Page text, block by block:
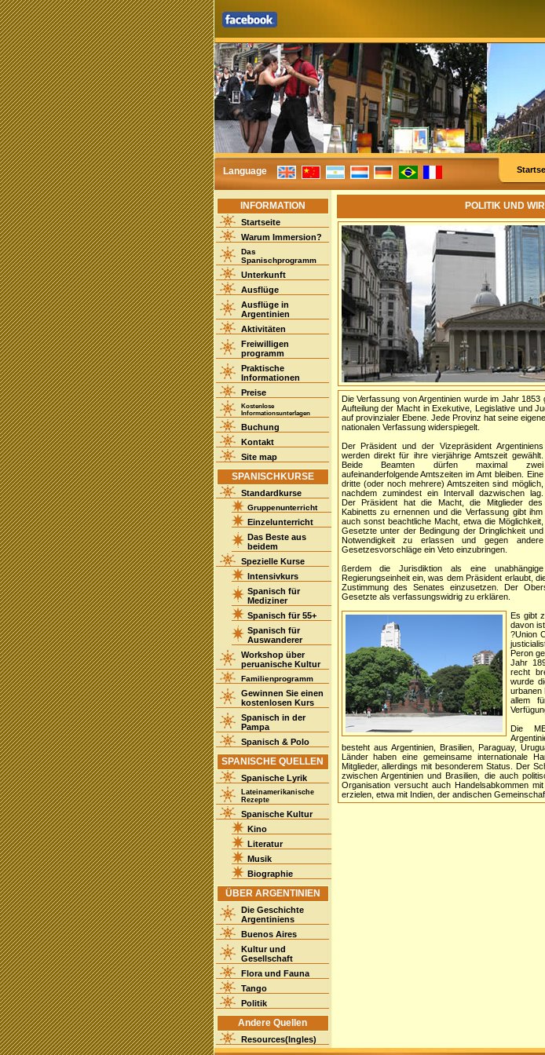
Language
INFORMATION
Startseite
Warum Immersion?
Das
Spanischprogramm
Unterkunft
Ausflüge
Ausflüge in
Argentinien
Aktivitäten
Freiwilligen
programm
Praktische
Informationen
Preise
Kostenlose
Informationsunterlagen
Buchung
Kontakt
Site map
SPANISCHKURSE
Standardkurse
Gruppenunterricht
Einzelunterricht
Das Beste aus
beidem
Spezielle Kurse
Intensivkurs
Spanisch für
Mediziner
Spanisch für 55+
Spanisch für
Auswanderer
Workshop über
peruanische Kultur
Familienprogramm
Gewinnen Sie einen
kostenlosen Kurs
Spanisch in der
Pampa
Spanisch & Polo
SPANISCHE QUELLEN
Spanische Lyrik
Lateinamerikanische
Rezepte
Spanische Kultur
Kino
Literatur
Musik
Biographie
ÜBER ARGENTINIEN
Die Geschichte
Argentiniens
Buenos Aires
Kultur und
Gesellschaft
Flora und Fauna
Tango
Politik
Andere Quellen
Resources(Ingles)
POLITIK UND
Die Verfassung von Argentinien wurde im Jahr
Aufteilung der Macht in Exekutive, Legislative und
auf provinzialer Ebene. Jede Provinz hat seine
nationalen Verfassung widerspiegelt.
Der Präsident und der Vizepräsident Argentiniens
werden direkt für ihre vierjährige Amtszeit gewählt.
Beide Beamten dürfen maximal zwei
aufeinanderfolgende Amtszeiten im Amt bleiben. Eine
dritte (oder noch mehrere) Amtszeiten sind möglich,
nachdem zumindest ein Intervall dazwischen lag.
Der Präsident hat die Macht, die Mitglieder des
Kabinetts zu ernennen und die Verfassung gibt ihm
auch sonst beachtliche Macht, etwa die Möglichkeit,
Gesetzte unter der Bedingung der Dringlichkeit und
Notwendigkeit zu erlassen und gegen andere
Gesetzesvorschläge ein Veto einzubringen.
ßerdem die Jurisdiktion als eine unabhängige
Regierungseinheit ein, was dem Präsident erlaubt,
Zustimmung des Senates einzusetzen. Der
Gesetzte als verfassungswidrig zu erklären.
Es gibt
davon
?Union
Peron
Jahr
recht
wurde
urbanen
allem
Die
besteht aus Argentinien, Brasilien, Paraguay,
Länder haben eine gemeinsame internationale
Mitglieder, allerdings mit besonderem Status. Der
zwischen Argentinien und Brasilien, die auch
Organisation versucht auch Handelsabkommen
erzielen, etwa mit Indien, der andischen